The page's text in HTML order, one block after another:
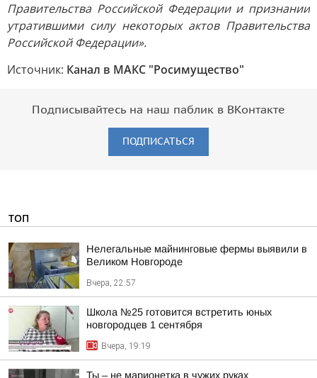
Правительства Российской Федерации и признании
утратившими силу некоторых актов Правительства
Российской Федерации».
Источник: Канал в МАКС "Росимущество"
Подписывайтесь на наш паблик в ВКонтакте
ПОДПИСАТЬСЯ
ТОП
Нелегальные майнинговые фермы выявили в
Великом Новгороде
Вчера, 22:57
Школа №25 готовится встретить юных
новгородцев 1 сентября
Вчера, 19:19
Ты – не марионетка в чужих руках